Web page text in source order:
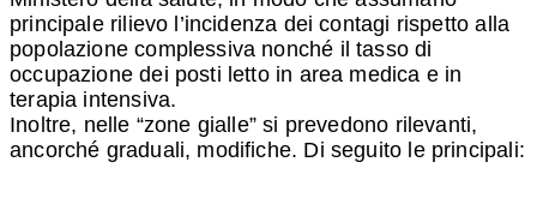
principale rilievo l’incidenza dei contagi rispetto alla
popolazione complessiva nonché il tasso di
occupazione dei posti letto in area medica e in
terapia intensiva.
Inoltre, nelle “zone gialle” si prevedono rilevanti,
ancorché graduali, modifiche. Di seguito le principali: